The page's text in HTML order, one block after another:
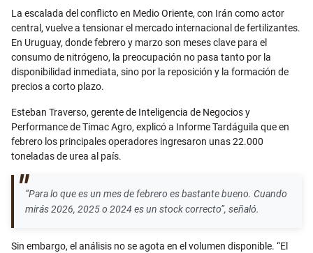
La escalada del conflicto en Medio Oriente, con Irán como actor
central, vuelve a tensionar el mercado internacional de fertilizantes.
En Uruguay, donde febrero y marzo son meses clave para el
consumo de nitrógeno, la preocupación no pasa tanto por la
disponibilidad inmediata, sino por la reposición y la formación de
precios a corto plazo.
Esteban Traverso, gerente de Inteligencia de Negocios y
Performance de Timac Agro, explicó a Informe Tardáguila que en
febrero los principales operadores ingresaron unas 22.000
toneladas de urea al país.
“Para lo que es un mes de febrero es bastante bueno. Cuando
mirás 2026, 2025 o 2024 es un stock correcto”, señaló.
Sin embargo, el análisis no se agota en el volumen disponible. “El